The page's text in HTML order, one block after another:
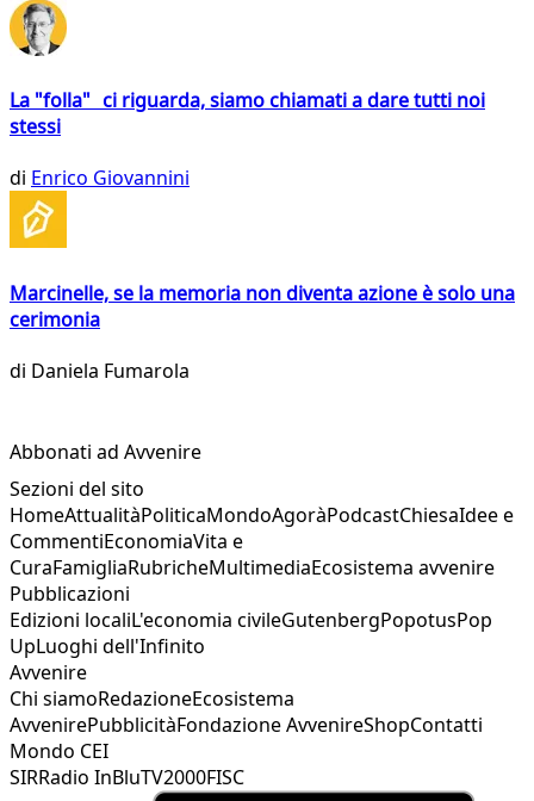
La "folla" ci riguarda, siamo chiamati a dare tutti noi
stessi
di Enrico Giovannini
Marcinelle, se la memoria non diventa azione è solo una
cerimonia
di Daniela Fumarola
Abbonati ad Avvenire
Sezioni del sito
HomeAttualitàPoliticaMondoAgoràPodcastChiesaIdee e
CommentiEconomiaVita e
CuraFamigliaRubricheMultimediaEcosistema avvenire
Pubblicazioni
Edizioni localiL'economia civileGutenbergPopotusPop
UpLuoghi dell'Infinito
Avvenire
Chi siamoRedazioneEcosistema
AvvenirePubblicitàFondazione AvvenireShopContatti
Mondo CEI
SIRRadio InBluTV2000FISC